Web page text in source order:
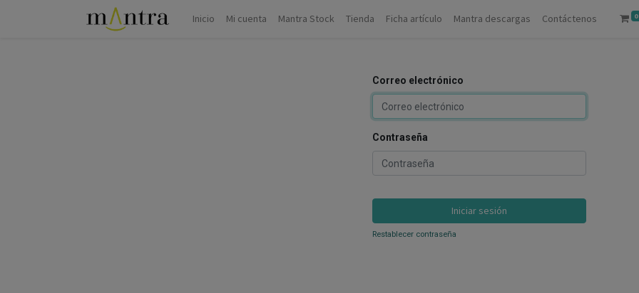
Inicio Mi cuenta Mantra Stock Tienda Ficha artículo Mantra descargas Contáctenos 0
Correo electrónico
Contraseña
Iniciar sesión
Restablecer contraseña